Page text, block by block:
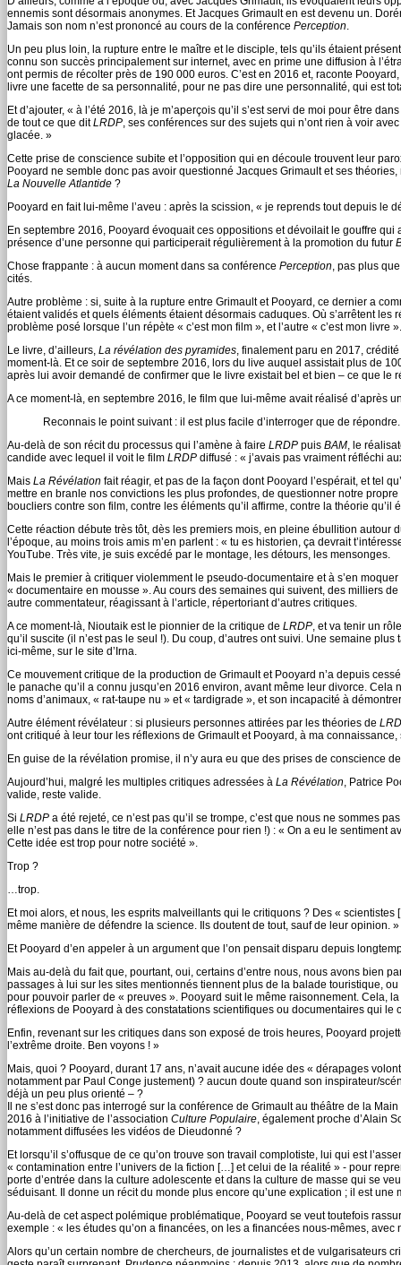
ennemis sont désormais anonymes. Et Jacques Grimault en est devenu un.
Jamais son nom n’est prononcé au cours de la conférence Perception.
Un peu plus loin, la rupture entre le maître et le disciple, tels qu’ils étaient
connu son succès principalement sur internet, avec en prime une diffusion à
ont permis de récolter près de 190 000 euros. C’est en 2016 et, raconte
livre une facette de sa personnalité, pour ne pas dire une personnalité, qui est
Et d’ajouter, « à l’été 2016, là je m’aperçois qu’il s’est servi de moi pour être
de tout ce que ditLRDP, ses conférences sur des sujets qui n’ont rien à voir
glacée. »
Cette prise de conscience subite et l’opposition qui en découle trouvent leur
Pooyard ne semble donc pas avoir questionné Jacques Grimault et ses
La Nouvelle Atlantide ?
Pooyard en fait lui-même l’aveu : après la scission, « je reprends tout depuis le
En septembre 2016, Pooyard évoquait ces oppositions et dévoilait le gouffre
présence d’une personne qui participerait régulièrement à la promotion du futur
Chose frappante : à aucun moment dans sa conférence Perception, pas plus
cités.
Autre problème : si, suite à la rupture entre Grimault et Pooyard, ce dernier a
étaient validés et quels éléments étaient désormais caduques. Où s’arrêtent
problème posé lorsque l’un répète « c’est mon film », et l’autre « c’est mon livre ».
Le livre, d’ailleurs, La révélation des pyramides, finalement paru en 2017,
moment-là. Et ce soir de septembre 2016, lors du live auquel assistait plus de
après lui avoir demandé de confirmer que le livre existait bel et bien – ce que
A ce moment-là, en septembre 2016, le film que lui-même avait réalisé d’après
Reconnais le point suivant : il est plus facile d’interroger que de répondre.
Au-delà de son récit du processus qui l’amène à faire LRDP puis BAM, le
candide avec lequel il voit le film LRDP diffusé : « j’avais pas vraiment réfléchi
Mais La Révélation fait réagir, et pas de la façon dont Pooyard l’espérait, et tel
mettre en branle nos convictions les plus profondes, de questionner notre
boucliers contre son film, contre les éléments qu’il affirme, contre la théorie qu’il
Cette réaction débute très tôt, dès les premiers mois, en pleine ébullition autour
l’époque, au moins trois amis m’en parlent : « tu es historien, ça devrait
YouTube. Très vite, je suis excédé par le montage, les détours, les mensonges.
Mais le premier à critiquer violemment le pseudo-documentaire et à s’en
« documentaire en mousse ». Au cours des semaines qui suivent, des milliers
autre commentateur, réagissant à l’article, répertoriant d’autres critiques.
A ce moment-là, Nioutaik est le pionnier de la critique de LRDP, et va tenir un
qu’il suscite (il n’est pas le seul !). Du coup, d’autres ont suivi. Une semaine
ici-même, sur le site d’Irna.
Ce mouvement critique de la production de Grimault et Pooyard n’a depuis
le panache qu’il a connu jusqu’en 2016 environ, avant même leur divorce. Cela
noms d’animaux, « rat-taupe nu » et « tardigrade », et son incapacité à
Autre élément révélateur : si plusieurs personnes attirées par les théories de
ont critiqué à leur tour les réflexions de Grimault et Pooyard, à ma
En guise de la révélation promise, il n’y aura eu que des prises de conscience
Aujourd’hui, malgré les multiples critiques adressées à La Révélation, Patrice
valide, reste valide.
Si LRDP a été rejeté, ce n’est pas qu’il se trompe, c’est que nous ne sommes
elle n’est pas dans le titre de la conférence pour rien !) : « On a eu le
Cette idée est trop pour notre société ».
Trop ?
…trop.
Et moi alors, et nous, les esprits malveillants qui le critiquons ? Des «
même manière de défendre la science. Ils doutent de tout, sauf de leur opinion. »
Et Pooyard d’en appeler à un argument que l’on pensait disparu depuis
Mais au-delà du fait que, pourtant, oui, certains d’entre nous, nous avons bien
passages à lui sur les sites mentionnés tiennent plus de la balade touristique,
pour pouvoir parler de « preuves ». Pooyard suit le même raisonnement. Cela,
réflexions de Pooyard à des constatations scientifiques ou documentaires qui
Enfin, revenant sur les critiques dans son exposé de trois heures, Pooyard
l’extrême droite. Ben voyons ! »
Mais, quoi ? Pooyard, durant 17 ans, n’avait aucune idée des « dérapages
notamment par Paul Conge justement) ? aucun doute quand son inspirateur/
déjà un peu plus orienté – ?
Il ne s’est donc pas interrogé sur la conférence de Grimault au théâtre de la Main
2016 à l’initiative de l’association Culture Populaire, également proche d’Alain
notamment diffusées les vidéos de Dieudonné ?
Et lorsqu’il s’offusque de ce qu’on trouve son travail complotiste, lui qui est
« contamination entre l’univers de la fiction […] et celui de la réalité » - pour
porte d’entrée dans la culture adolescente et dans la culture de masse qui se
séduisant. Il donne un récit du monde plus encore qu’une explication ; il est
Au-delà de cet aspect polémique problématique, Pooyard se veut toutefois
exemple : « les études qu’on a financées, on les a financées nous-mêmes,
Alors qu’un certain nombre de chercheurs, de journalistes et de vulgarisateurs